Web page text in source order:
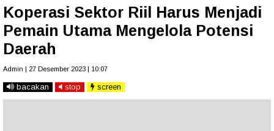
Koperasi Sektor Riil Harus Menjadi
Pemain Utama Mengelola Potensi
Daerah
Admin | 27 Desember 2023 | 10:07
bacakan stop screen